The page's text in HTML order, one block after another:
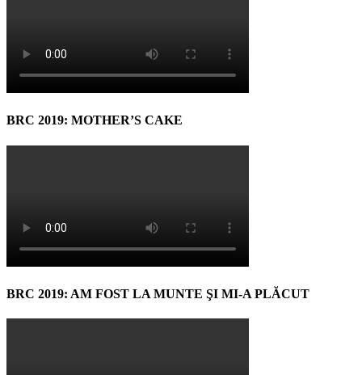
BRC 2019: MOTHER’S CAKE
BRC 2019: AM FOST LA MUNTE ŞI MI-A PLĂCUT